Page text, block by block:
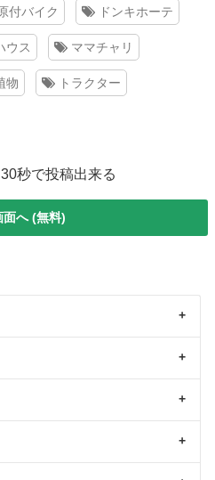
付バイク ドンキホーテ
ウス ママチャリ
物 トラクター
秒で投稿出来る
面へ (無料)